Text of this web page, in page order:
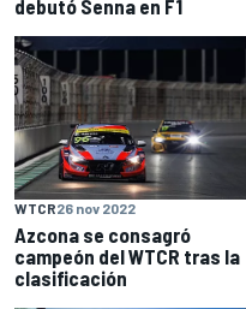
debutó Senna en F1
WTCR26 nov 2022
Azcona se consagró
campeón del WTCR tras la
clasificación